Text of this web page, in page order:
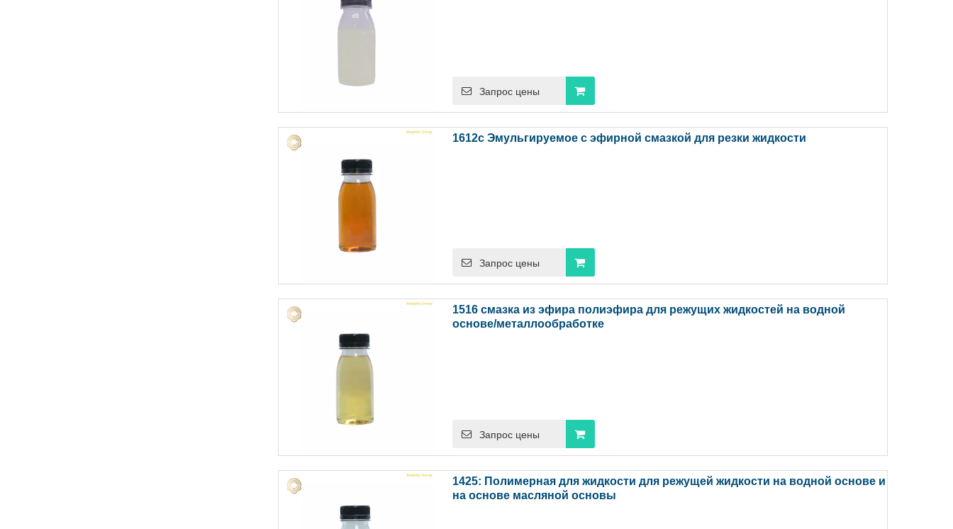
Запрос цены
1612c Эмульгируемое с эфирной смазкой для резки жидкости
Запрос цены
1516 смазка из эфира полиэфира для режущих жидкостей на водной
основе/металлообработке
Запрос цены
1425: Полимерная для жидкости для режущей жидкости на водной основе и
на основе масляной основы